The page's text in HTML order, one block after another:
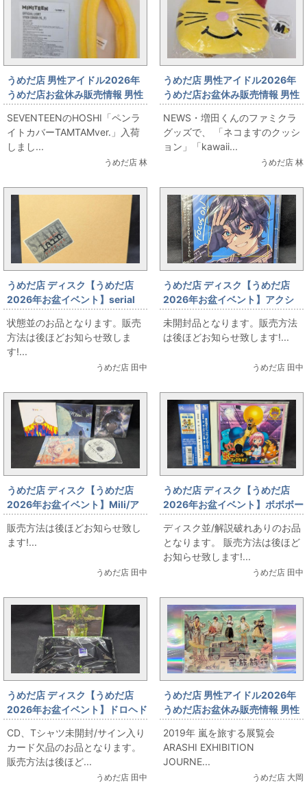
うめだ店 男性アイドル2026年
うめだ店お盆休み販売情報 男性
アイドルコーナー
SEVENTEEN・HOSHI・ペンラ
イトカバー販売します！
SEVENTEENのHOSHI「ペンラ
イトカバーTAMTAMver.」入荷
しまし...
うめだ店 林
うめだ店 男性アイドル2026年
うめだ店お盆休み販売情報 男性
アイドルコーナー ネコますグ
ッズ販売します！
NEWS・増田くんのファミクラ
グッズで、 「ネコますのクッシ
ョン」「kawaii...
うめだ店 林
うめだ店 ディスク【うめだ店
2026年お盆イベント】serial
experiments lain BOOTLEG
状態並のお品となります。販売
方法は後ほどお知らせ致しま
す!...
うめだ店 田中
うめだ店 ディスク【うめだ店
2026年お盆イベント】アクシ
ア・クローネ/FOCUS ON -
NIJISANJI SINGLE
COLLECTION
未開封品となります。販売方法
は後ほどお知らせ致します!...
うめだ店 田中
うめだ店 ディスク【うめだ店
2026年お盆イベント】Mili/ア
ルバム他CDお出しします!
販売方法は後ほどお知らせ致し
ます!...
うめだ店 田中
うめだ店 ディスク【うめだ店
2026年お盆イベント】ボボボー
ボ・ボーボボ ハジけ祭 ボーカル
コレクション
ディスク並/解説破れありのお品
となります。 販売方法は後ほど
お知らせ致します!...
うめだ店 田中
うめだ店 ディスク【うめだ店
2026年お盆イベント】ドロヘド
ロ Original soundtrack MHz限
定特装盤
CD、Tシャツ未開封/サイン入り
カード欠品のお品となります。
販売方法は後ほど...
うめだ店 田中
うめだ店 男性アイドル2026年
うめだ店お盆休み販売情報 男性
アイドルコーナー 「嵐 アクリル
スタンド」 出します
2019年 嵐を旅する展覧会
ARASHI EXHIBITION
JOURNE...
うめだ店 大岡